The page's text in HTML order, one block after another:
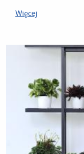
Więcej